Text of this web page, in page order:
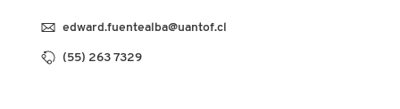
edward.fuentealba@uantof.cl
(55) 263 7329